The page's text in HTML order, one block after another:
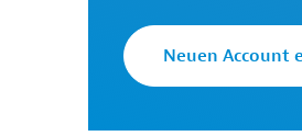
Neuen Account